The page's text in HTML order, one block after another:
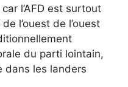
l’AFD est surtout
l’ouest de l’ouest
du parti lointain,
dans les landers